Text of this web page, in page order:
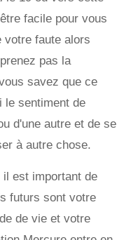
facile pour vous
votre faute alors
pas la
savez que ce
le sentiment de
d'une autre et de se
à autre chose.
est important de
futurs sont votre
de vie et votre